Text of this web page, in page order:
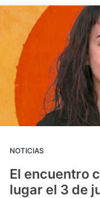
NOTICIAS
El encuentro
lugar el 3 de